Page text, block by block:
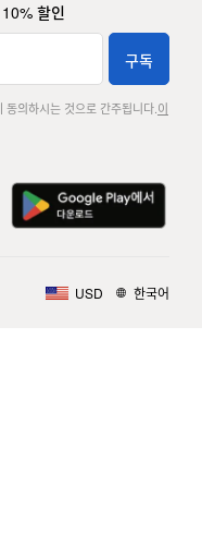
할인
구독
의하시는 것으로 간주됩니다. 이
USD 한국어